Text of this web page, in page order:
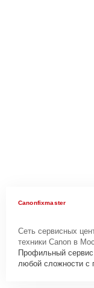
Canonfixmaster
Сеть сервисных
техники Canon в
Профильный
любой сложности с